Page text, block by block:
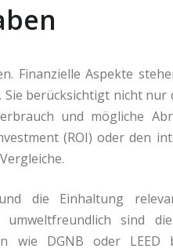
Finanzielle Aspekte
berücksichtigt nicht nur
und mögliche
(ROI) oder den
die Einhaltung
sind
wie DGNB oder